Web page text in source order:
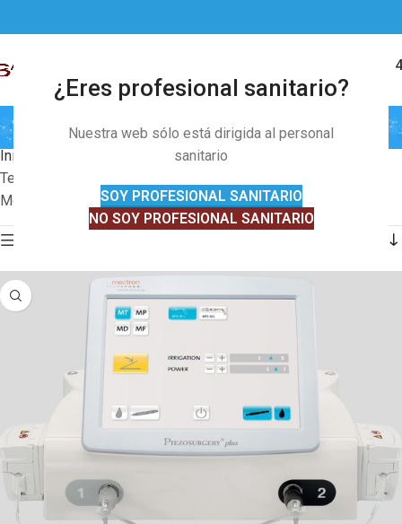
¿Eres profesional sanitario?
Nuestra web sólo está dirigida al personal
sanitario
SOY PROFESIONAL SANITARIO
NO SOY PROFESIONAL SANITARIO
91 328 01
Tecnología Piezoeléctrica
Inicio Neuro-trauma Craneal
Tecnología Piezoeléctrica
Mostrando el único resultado